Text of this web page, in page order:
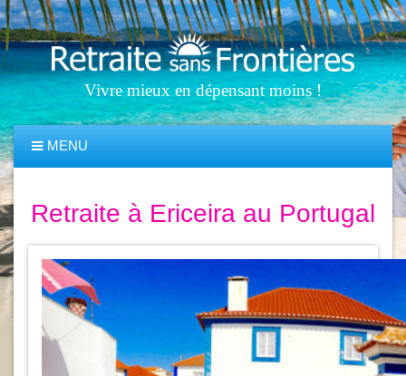
Vivre mieux en dépensant moins !
MENU
Retraite à Ericeira au Portugal